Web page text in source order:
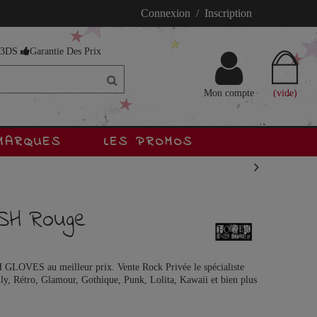
Connexion / Inscription
Garantie Des Prix
(vide)
Mon compte
LES PROMOS
Rouge
GLOVES au meilleur prix. Vente Rock Privée le spécialiste
Rétro, Glamour, Gothique, Punk, Lolita, Kawaii et bien plus